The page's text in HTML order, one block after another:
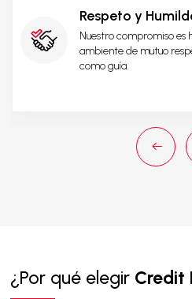
Respeto y
Nuestro compromiso es
ambiente de mutuo
como guía.
¿Por qué elegir Credit